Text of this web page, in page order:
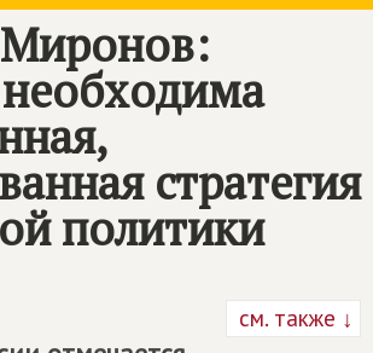
стратегия
политики
см. также ↓